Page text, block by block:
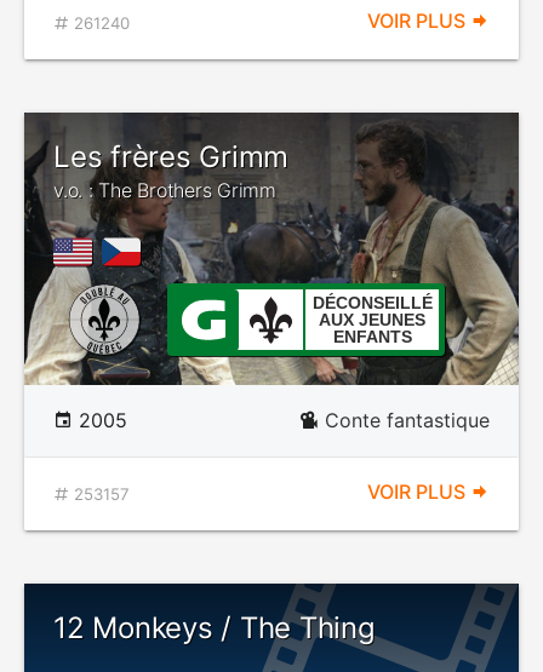
261240 VOIR PLUS
Les frères Grimm
v.o. : The Brothers Grimm
DÉCONSEILLÉ
AUX JEUNES
ENFANTS
2005 Conte fantastique
253157 VOIR PLUS
12 Monkeys / The Thing